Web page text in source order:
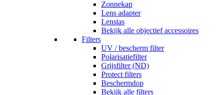
Zonnekap
Lens adapter
Lenstas
Bekijk alle objectief accessoires
Filters
UV / bescherm filter
Polarisatiefilter
Grijsfilter (ND)
Protect filters
Beschermdop
Bekijk alle filters